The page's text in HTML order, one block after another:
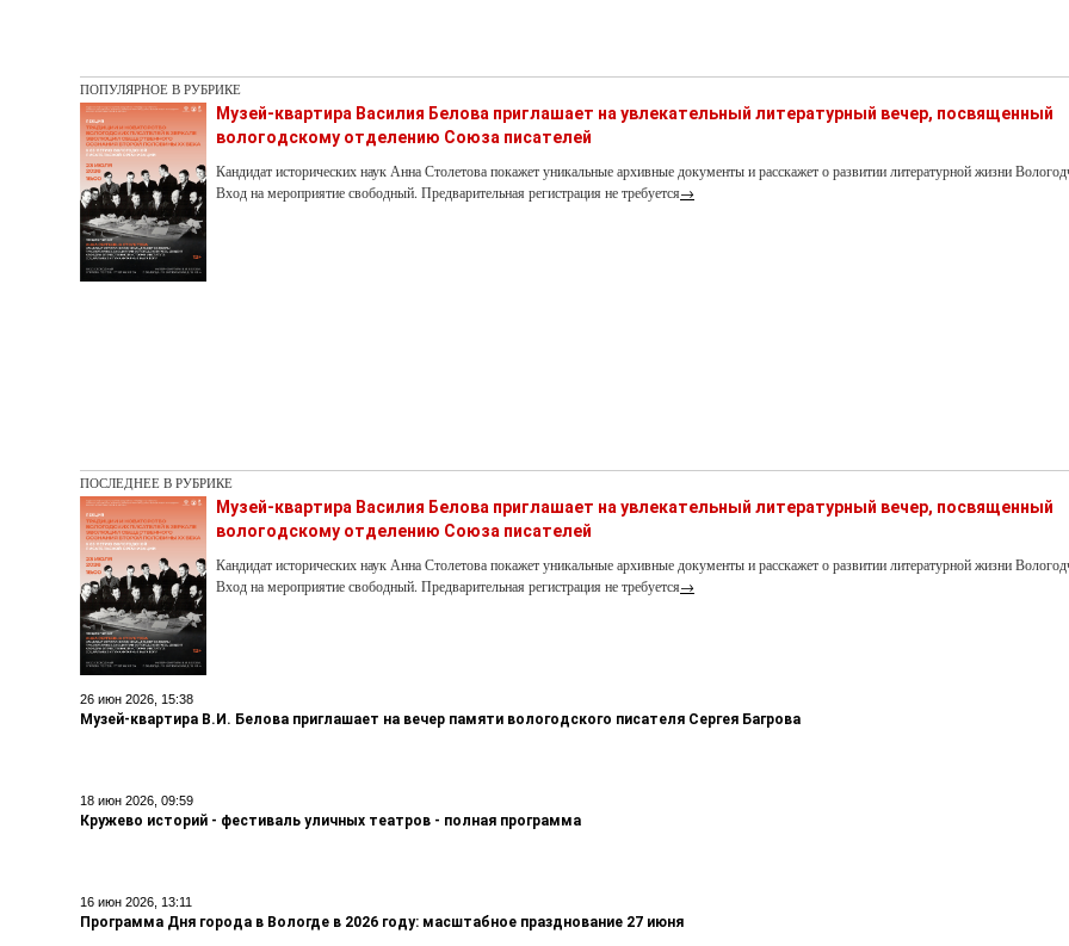
ПОПУЛЯРНОЕ В РУБРИКЕ
Музей-квартира Василия Белова приглашает на увлекательный литературный вечер, посвященный
вологодскому отделению Союза писателей
Кандидат исторических наук Анна Столетова покажет уникальные архивные документы и расскажет о развитии литературной жизни
Вход на мероприятие свободный. Предварительная регистрация не требуется→
ПОСЛЕДНЕЕ В РУБРИКЕ
Музей-квартира Василия Белова приглашает на увлекательный литературный вечер, посвященный
вологодскому отделению Союза писателей
Кандидат исторических наук Анна Столетова покажет уникальные архивные документы и расскажет о развитии литературной жизни
Вход на мероприятие свободный. Предварительная регистрация не требуется→
26 июн 2026, 15:38
Музей-квартира В.И. Белова приглашает на вечер памяти вологодского писателя Сергея Багрова
18 июн 2026, 09:59
Кружево историй - фестиваль уличных театров - полная программа
16 июн 2026, 13:11
Программа Дня города в Вологде в 2026 году: масштабное празднование 27 июня